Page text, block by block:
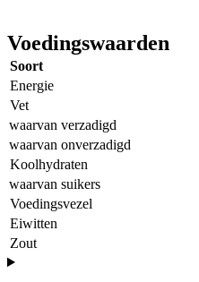
Voedingswaarden
Soort
Energie
Vet
waarvan verzadigd
waarvan onverzadigd
Koolhydraten
waarvan suikers
Voedingsvezel
Eiwitten
Zout